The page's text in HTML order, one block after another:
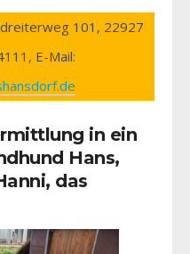
101, 22927
E-Mail:
in ein
Hans,
das